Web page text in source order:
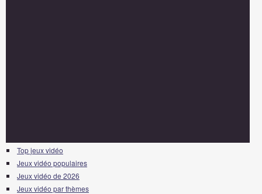
Top jeux vidéo
Jeux vidéo populaires
Jeux vidéo de 2026
Jeux vidéo par thèmes